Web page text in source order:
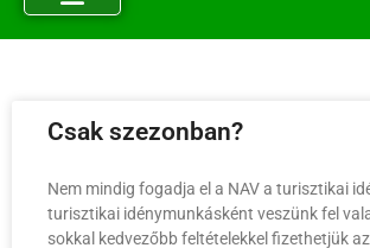
Csak szezonban?
Nem mindig fogadja el a NAV a turisztikai
turisztikai idénymunkásként veszünk fel
sokkal kedvezőbb feltételekkel fizethetjük